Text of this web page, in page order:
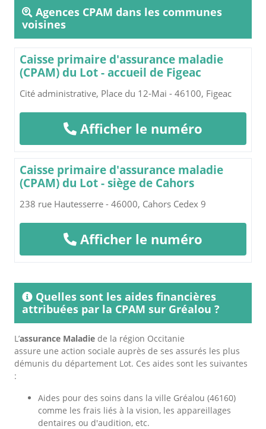
Agences CPAM dans les communes
voisines
Caisse primaire d'assurance maladie
(CPAM) du Lot - accueil de Figeac
Cité administrative, Place du 12-Mai - 46100, Figeac
Afficher le numéro
Caisse primaire d'assurance maladie
(CPAM) du Lot - siège de Cahors
238 rue Hautesserre - 46000, Cahors Cedex 9
Afficher le numéro
Quelles sont les aides financières
attribuées par la CPAM sur Gréalou ?
L’assurance Maladie de la région Occitanie
assure une action sociale auprès de ses assurés les plus
démunis du département Lot. Ces aides sont les suivantes
:
Aides pour des soins dans la ville Gréalou (46160)
comme les frais liés à la vision, les appareillages
dentaires ou d'audition, etc.